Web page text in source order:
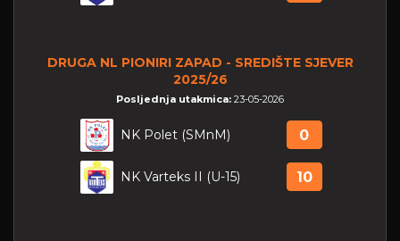
DRUGA NL PIONIRI ZAPAD - SREDIŠTE SJEVER
2025/26
Posljednja utakmica: 23-05-2026
NK Polet (SMnM) 0
NK Varteks II (U-15) 10